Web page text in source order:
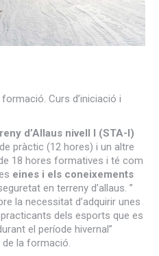
Curs d’iniciació i
d’Allaus nivell I (STA-I)
pràctic (12 hores) i un altre
18 hores formatives i té com
eines i els coneixements
en terreny d’allaus. ”
la necessitat d’adquirir unes
dels esports que es
el període hivernal”
la formació.